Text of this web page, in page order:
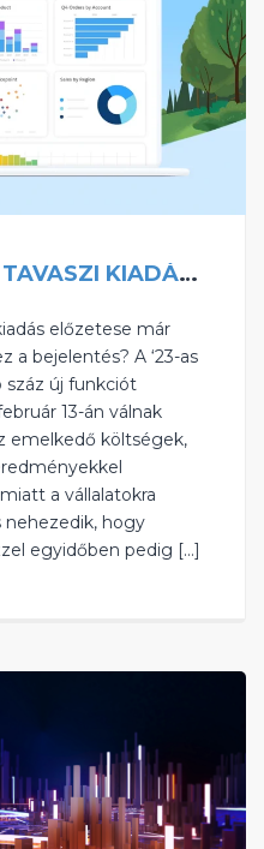
SALESFORCE 2023 TAVASZI KIADÁS – LISTA A LEGÚJABB VÁLTOZÁSOKRÓL!
előzetese már
a bejelentés? A ‘23-as
száz új funkciót
13-án válnak
emelkedő költségek,
a vállalatokra
hogy
egyidőben pedig […]